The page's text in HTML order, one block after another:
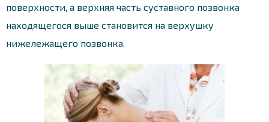
поверхности, а верхняя часть суставного позвонка
находящегося выше становится на верхушку
нижележащего позвонка.